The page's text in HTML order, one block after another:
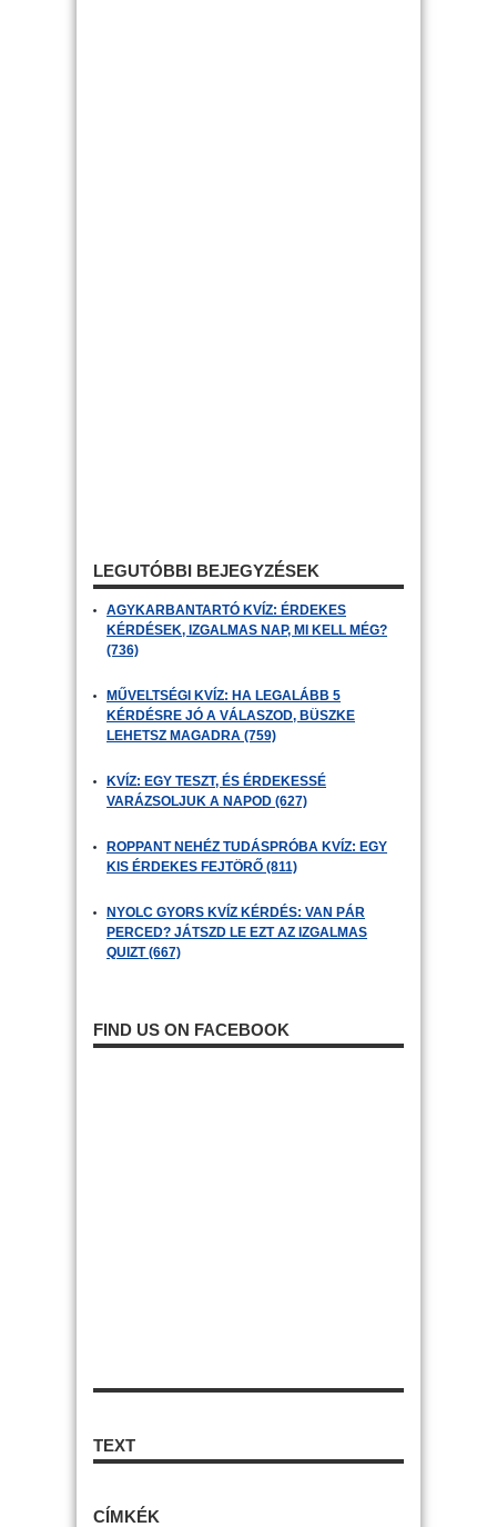
LEGUTÓBBI BEJEGYZÉSEK
AGYKARBANTARTÓ KVÍZ: ÉRDEKES
KÉRDÉSEK, IZGALMAS NAP, MI KELL MÉG?
(736)
MŰVELTSÉGI KVÍZ: HA LEGALÁBB 5
KÉRDÉSRE JÓ A VÁLASZOD, BÜSZKE
LEHETSZ MAGADRA (759)
KVÍZ: EGY TESZT, ÉS ÉRDEKESSÉ
VARÁZSOLJUK A NAPOD (627)
ROPPANT NEHÉZ TUDÁSPRÓBA KVÍZ: EGY
KIS ÉRDEKES FEJTÖRŐ (811)
NYOLC GYORS KVÍZ KÉRDÉS: VAN PÁR
PERCED? JÁTSZD LE EZT AZ IZGALMAS
QUIZT (667)
FIND US ON FACEBOOK
TEXT
CÍMKÉK